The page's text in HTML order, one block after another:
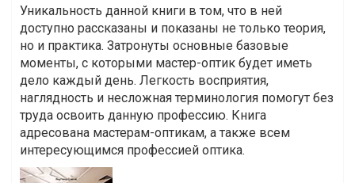
Уникальность данной книги в том, что в ней
доступно рассказаны и показаны не только теория,
но и практика. Затронуты основные базовые
моменты, с которыми мастер-оптик будет иметь
дело каждый день. Легкость восприятия,
наглядность и несложная терминология помогут без
труда освоить данную профессию. Книга
адресована мастерам-оптикам, а также всем
интересующимся профессией оптика.